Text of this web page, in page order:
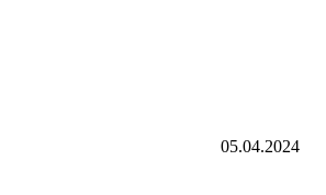
05.04.2024